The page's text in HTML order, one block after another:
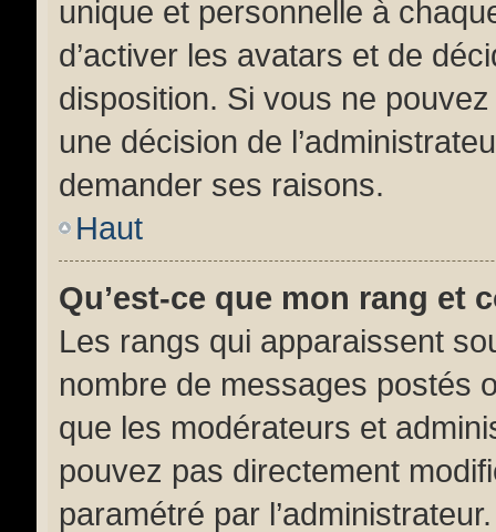
unique et personnelle à
d’activer les avatars et de
disposition. Si vous ne
une décision de
demander ses raisons.
Haut
Qu’est-ce que mon rang et
Les rangs qui apparaissent
nombre de messages postés
que les modérateurs et
pouvez pas directement
paramétré par